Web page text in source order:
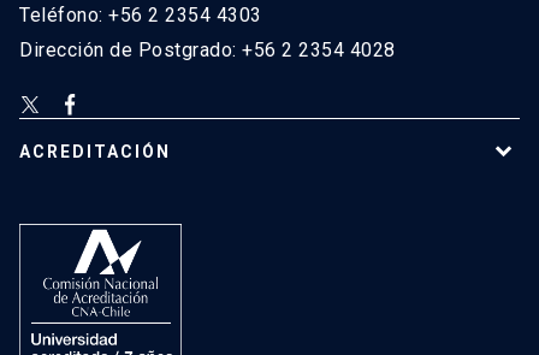
Teléfono: +56 2 2354 4303
Dirección de Postgrado: +56 2 2354 4028
ACREDITACIÓN